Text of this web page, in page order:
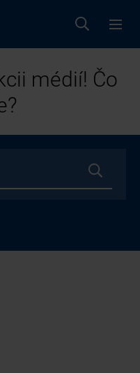
médií! Čo